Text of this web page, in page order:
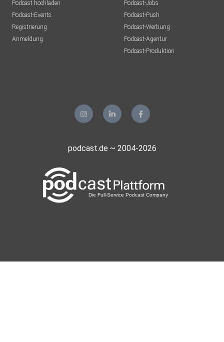
Podcast hochladen
Podcast-Events
Registrierung
Anmeldung
Podcast-Jobs
Podcast-Push
Podcast-Werbung
Podcast-Agentur
Podcast-Produktion
podcast.de ~ 2004-2026